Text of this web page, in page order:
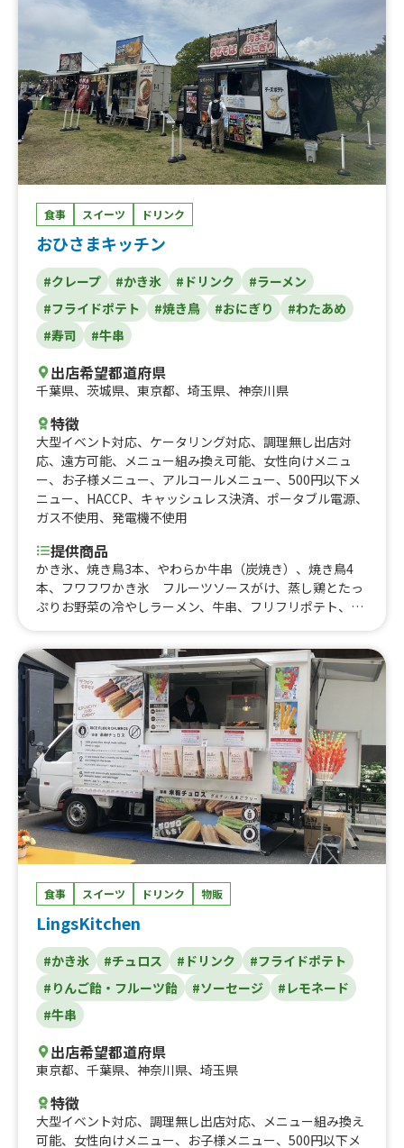
食事 スイーツ ドリンク
おひさまキッチン
#クレープ #かき氷 #ドリンク
#ラーメン
#フライドポテト
#焼き鳥 #おにぎり
#わたあめ
#寿司
#牛串
出店希望都道府県
千葉県、 茨城県、 東京都、 埼玉県、 神奈川県
特徴
大型イベント対応、 ケータリング対応、 調理無し出店対
応、 遠方可能、 メニュー組み換え可能、 女性向けメニュ
ー、 お子様メニュー、 アルコールメニュー、 500円以下メ
ニュー、 HACCP、 キャッシュレス決済、 ポータブル電源、
ガス不使用、 発電機不使用
提供商品
かき氷、焼き鳥3本、やわらか牛串（炭焼き）、焼き鳥4
本、フワフワかき氷 フルーツソースがけ、蒸し鶏とたっ
ぷりお野菜の冷やしラーメン、牛串、フリフリポテト、レ
まぜそば、肉寿司2貫、カラフルソーダ、チーズがけ肉巻
きおにぎり、焼き鳥5本
食事 スイーツ ドリンク 物販
LingsKitchen
#かき氷 #チュロス #ドリンク
#フライドポテト
#りんご飴・フルーツ飴
#ソーセージ
#レモネード
#牛串
出店希望都道府県
東京都、 千葉県、 神奈川県、 埼玉県
特徴
大型イベント対応、 調理無し出店対応、
メニュー組み換え
可能、 女性向けメニュー、 お子様メニュー、 500円以下メ